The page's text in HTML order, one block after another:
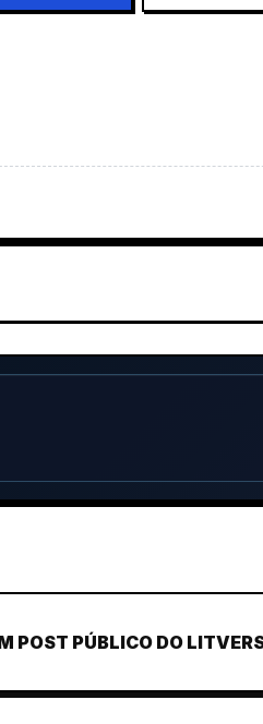
POST PÚBLICO DO